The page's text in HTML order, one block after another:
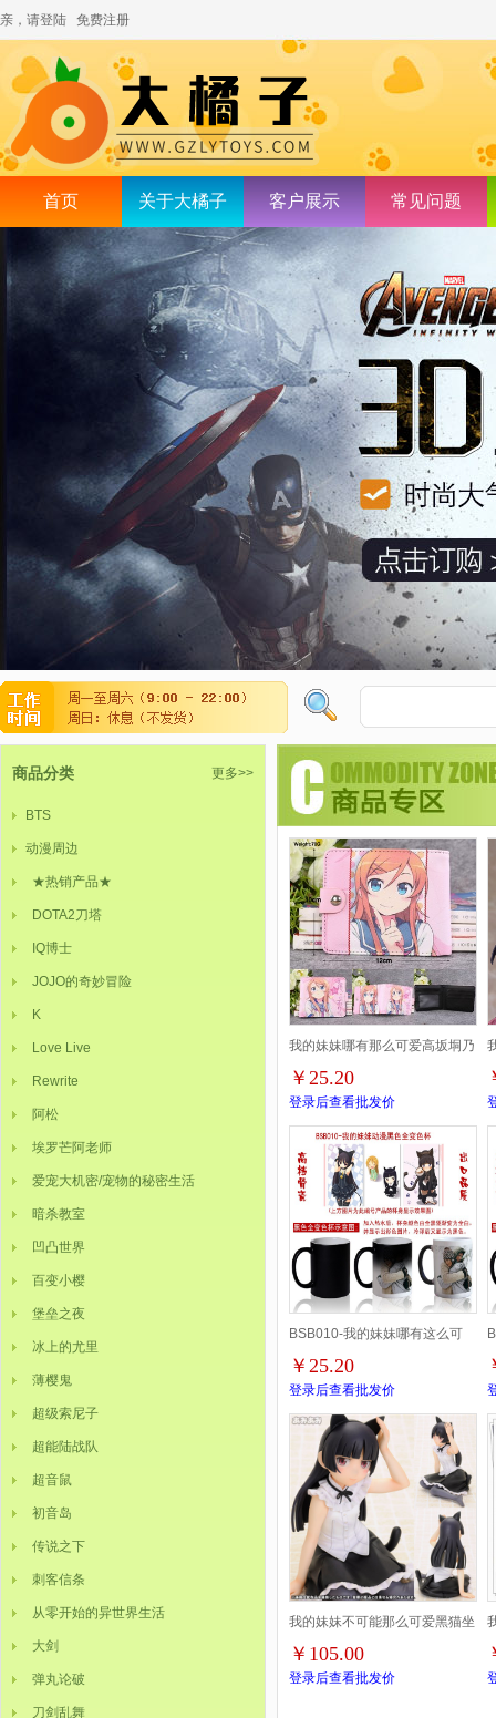
亲，请登陆 免费注册
首页 关于大橘子 客户展示 常见问题
商品分类 更多>>
BTS
动漫周边
★热销产品★
DOTA2刀塔
IQ博士
JOJO的奇妙冒险
K
Love Live
Rewrite
阿松
埃罗芒阿老师
爱宠大机密/宠物的秘密生活
暗杀教室
凹凸世界
百变小樱
堡垒之夜
冰上的尤里
薄樱鬼
超级索尼子
超能陆战队
超音鼠
初音岛
传说之下
刺客信条
从零开始的异世界生活
大剑
弹丸论破
刀剑乱舞
我的妹妹哪有那么可爱高坂垌乃
彩图PU按扣短款钱包
￥25.20
登录后查看批发价
BSB010-我的妹妹哪有这么可
爱！动漫黑色全变色杯
￥25.20
登录后查看批发价
我的妹妹不可能那么可爱黑猫坐
姿盒装手办10CM提前一天预定
￥105.00
登录后查看批发价